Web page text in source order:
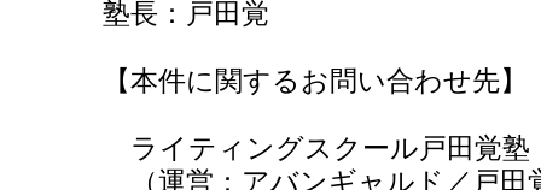
塾長：戸田覚
【本件に関するお問い合わせ先】
ライティングスクール戸田覚塾
（運営：アバンギャルド／戸田